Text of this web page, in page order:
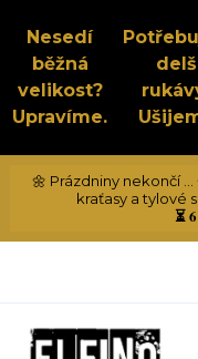
Nesedí
běžná
velikost?
Upravíme.
🌼 Prázdniny nekončí ...
kraťasy a tylové
⏳